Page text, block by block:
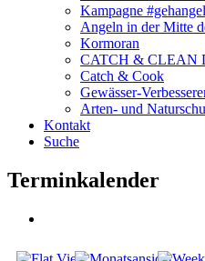
Kampagne
Angeln in der Mitte
Kormoran
CATCH & CLEAN
Catch & Cook
Gewässer-
Arten- und
Kontakt
Suche
Terminkalender